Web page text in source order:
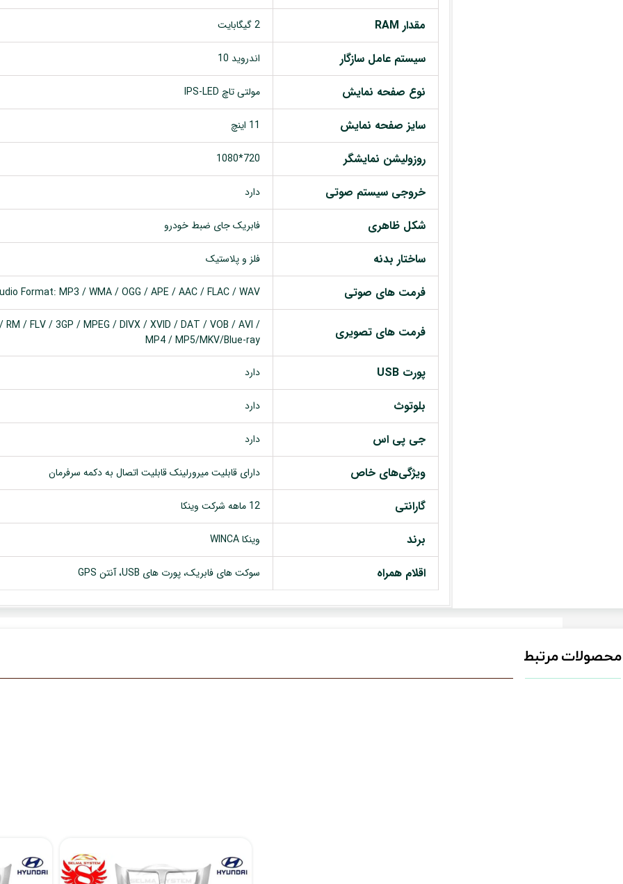
مقدار RAM 2 گیگابایت
سیستم عامل سازگار اندروید 10
نوع صفحه نمایش مولتی تاچ IPS-LED
سایز صفحه نمایش 11 اینچ
روزولیشن نمایشگر 720*1080
خروجی سیستم صوتی دارد
شکل ظاهری فابریک جای ضبط خودرو
ساختار بدنه فلز و پلاستیک
فرمت های صوتی Format: MP3 / WMA / OGG / APE / AAC / FLAC / WAV
فرمت های تصویری
RM / FLV / 3GP / MPEG / DIVX / XVID / DAT / VOB / AVI /
MP4 / MP5/MKV/Blue-ray
پورت USB دارد
بلوتوث دارد
جی پی اس دارد
ویژگی‌های خاص دارای قابلیت میرورلینک قابلیت اتصال به دکمه سرفرمان
گارانتی 12 ماهه شرکت وینکا
برند وینکا WINCA
اقلام همراه سوکت های فابریک، پورت های USB، آنتن GPS
محصولات مرتبط
مانیتور اندروید فابریک هیوندای اکسنت مدل TS7
۱۲,۹۰۰,۰۰۰ تومان